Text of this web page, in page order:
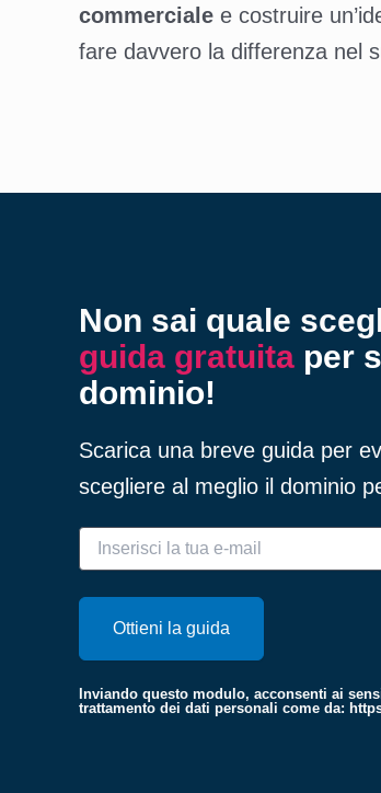
commerciale e costruire
fare davvero la differenza nel
Non sai quale
guida gratuita per
dominio!
Scarica una breve guida per
scegliere al meglio il dominio
Inviando questo modulo, acconsenti ai
trattamento dei dati personali come da: